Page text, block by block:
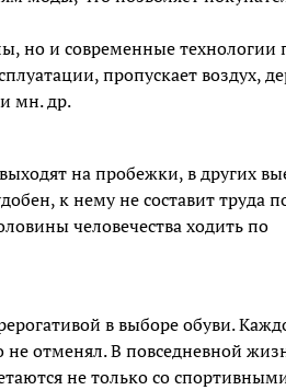
но и современные технологии
пропускает воздух,
мн. др.
на пробежки, в других
к нему не составит труда
человечества ходить по
в выборе обуви.
не отменял. В повседневной
не только со